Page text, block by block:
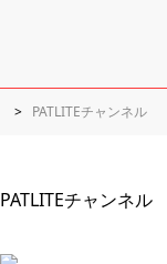
PATLITEチャンネル
PATLITEチャンネル